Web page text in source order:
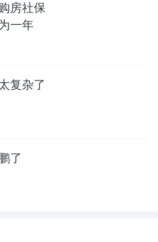
房社保
一年
复杂了
了